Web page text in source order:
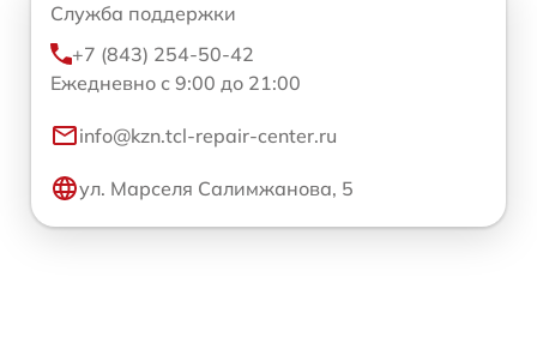
Служба поддержки
+7 (843) 254-50-42
Ежедневно с 9:00 до 21:00
info@kzn.tcl-repair-center.ru
ул. Марселя Салимжанова, 5